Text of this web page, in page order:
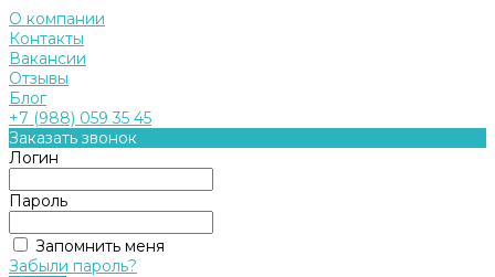
О компании
Контакты
Вакансии
Отзывы
Блог
+7 (988) 059 35 45
Заказать звонок
Логин
Пароль
Запомнить меня
Забыли пароль?